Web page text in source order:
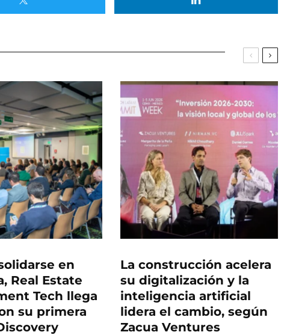
en
Real Estate
Tech llega
su primera
La construcción acelera
su digitalización y la
inteligencia artificial
lidera el cambio, según
Zacua Ventures